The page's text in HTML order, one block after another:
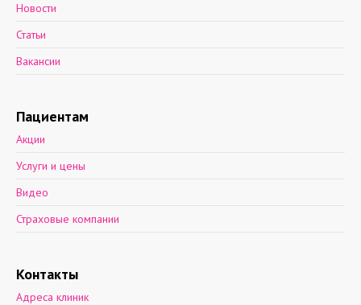
Новости
Статьи
Вакансии
Пациентам
Акции
Услуги и цены
Видео
Страховые компании
Контакты
Адреса клиник